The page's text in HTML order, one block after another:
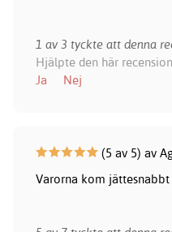
1 av 3 tyckte att denna
Hjälpte den här
Ja
Nej
(5 av 5) av
Varorna kom